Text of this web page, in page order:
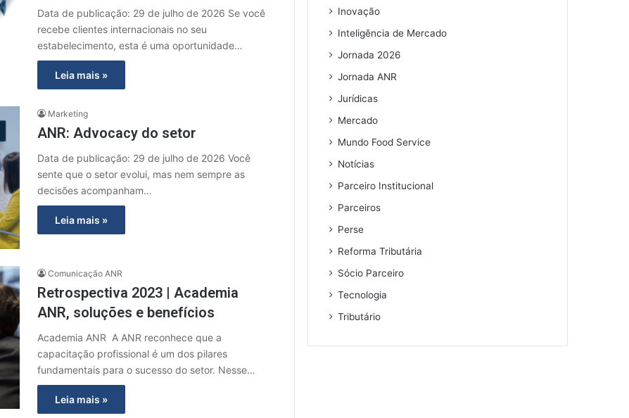
Data de publicação: 29 de julho de 2026 Se você
recebe clientes internacionais no seu
estabelecimento, esta é uma oportunidade…
Leia mais »
Marketing
ANR: Advocacy do setor
Data de publicação: 29 de julho de 2026 Você
sente que o setor evolui, mas nem sempre as
decisões acompanham…
Leia mais »
Comunicação ANR
Retrospectiva 2023 | Academia
ANR, soluções e benefícios
Academia ANR A ANR reconhece que a
capacitação profissional é um dos pilares
fundamentais para o sucesso do setor. Nesse…
Leia mais »
i
Inovação
Inteligência de Mercado
Jornada 2026
Jornada ANR
Jurídicas
Mercado
Mundo Food Service
Notícias
Parceiro Institucional
Parceiros
Perse
Reforma Tributária
Sócio Parceiro
Tecnologia
Tributário